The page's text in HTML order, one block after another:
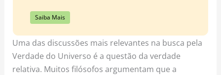
Saiba Mais
Uma das discussões mais relevantes na busca pela
Verdade do Universo é a questão da verdade
relativa. Muitos filósofos argumentam que a